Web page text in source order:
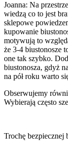
Joanna: Na
wiedzą co to jest
sklepowe
kupowanie
motywują to
że 3-4 biustonosze
one tak szybko.
biustonosza, gdyż
na pół roku warto
Obserwujemy
Wybierają często
Trochę bezpiecznej